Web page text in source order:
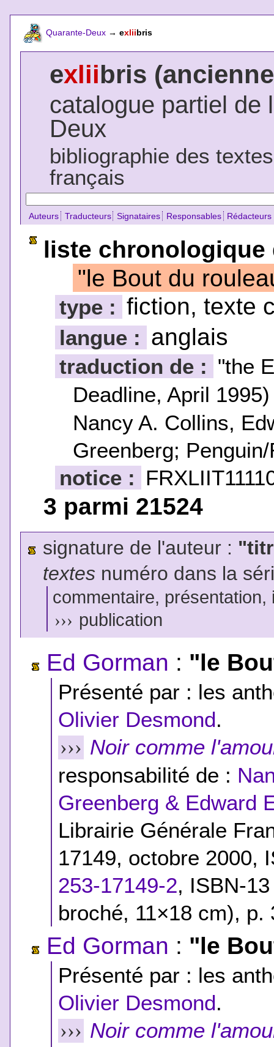
Quarante-Deux → exliibris
exliibris
catalogue partiel de
Deux
bibliographie des
français
Auteurs Traducteurs Signataires Responsables Rédacteurs
liste chronologique
"le Bout du
type : fiction, texte
langue : anglais
traduction de : "the
Deadline, April
Nancy A. Collins,
Greenberg;
notice :
3 parmi 21524
signature de l'auteur :
textesnuméro dans la
commentaire,
››› publication
Ed Gorman : "le
Présenté par : les
Olivier Desmond.
››› Noir comme
responsabilité de :
Greenberg & Edward
Librairie Générale
17149, octobre 2000,
253-17149-2, ISBN-
broché, 11×18 cm), p.
Ed Gorman : "le
Présenté par : les
Olivier Desmond.
››› Noir comme